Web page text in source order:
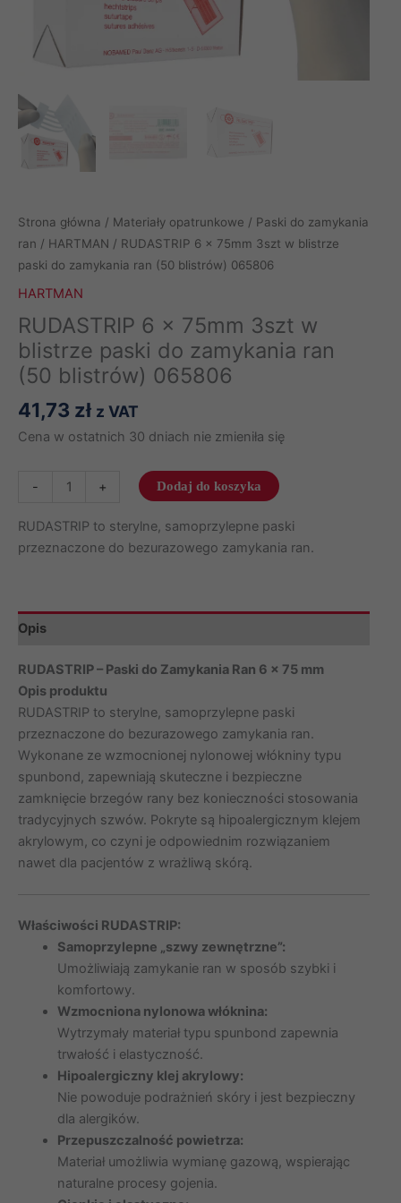
Strona główna / Materiały opatrunkowe / Paski do zamykania
ran / HARTMAN / RUDASTRIP 6 x 75mm 3szt w blistrze
paski do zamykania ran (50 blistrów) 065806
HARTMAN
RUDASTRIP 6 x 75mm 3szt w
blistrze paski do zamykania ran
(50 blistrów) 065806
41,73 zł z VAT
Cena w ostatnich 30 dniach nie zmieniła się
-
6
x
w
blistrze
do
zamykania
ran
(50
blistrów)
065806
+ Dodaj do koszyka
RUDASTRIP to sterylne, samoprzylepne paski
przeznaczone do bezurazowego zamykania ran.
Opis
RUDASTRIP – Paski do Zamykania Ran 6 x 75 mm
Opis produktu
RUDASTRIP to sterylne, samoprzylepne paski
przeznaczone do bezurazowego zamykania ran.
Wykonane ze wzmocnionej nylonowej włókniny typu
spunbond, zapewniają skuteczne i bezpieczne
zamknięcie brzegów rany bez konieczności stosowania
tradycyjnych szwów. Pokryte są hipoalergicznym klejem
akrylowym, co czyni je odpowiednim rozwiązaniem
nawet dla pacjentów z wrażliwą skórą.
Właściwości RUDASTRIP:
Samoprzylepne „szwy zewnętrzne”:
Umożliwiają zamykanie ran w sposób szybki i
komfortowy.
Wzmocniona nylonowa włóknina:
Wytrzymały materiał typu spunbond zapewnia
trwałość i elastyczność.
Hipoalergiczny klej akrylowy:
Nie powoduje podrażnień skóry i jest bezpieczny
dla alergików.
Przepuszczalność powietrza:
Materiał umożliwia wymianę gazową, wspierając
naturalne procesy gojenia.